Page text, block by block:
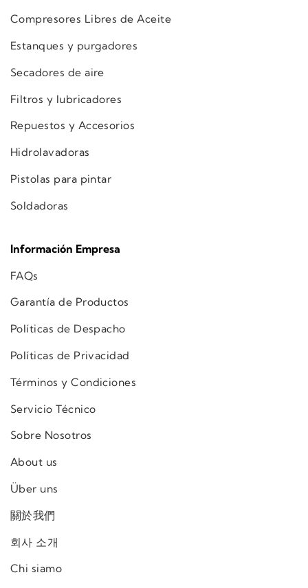
Compresores Libres de Aceite
Estanques y purgadores
Secadores de aire
Filtros y lubricadores
Repuestos y Accesorios
Hidrolavadoras
Pistolas para pintar
Soldadoras
Información Empresa
FAQs
Garantía de Productos
Políticas de Despacho
Políticas de Privacidad
Términos y Condiciones
Servicio Técnico
Sobre Nosotros
About us
Über uns
關於我們
회사 소개
Chi siamo